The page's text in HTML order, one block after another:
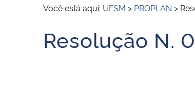
Secretaria de Governo
Gabinete de
Você está aqui: UFSM > PROPLAN >
Início do conteúdo
Resolução N.